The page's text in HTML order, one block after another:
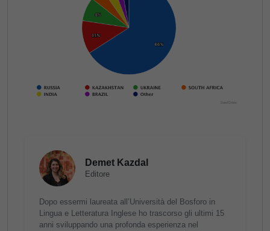
Demet Kazdal
Editore
Dopo essermi laureata all’Università del Bosforo in
Lingua e Letteratura Inglese ho trascorso gli ultimi 15
anni sviluppando una profonda esperienza nel